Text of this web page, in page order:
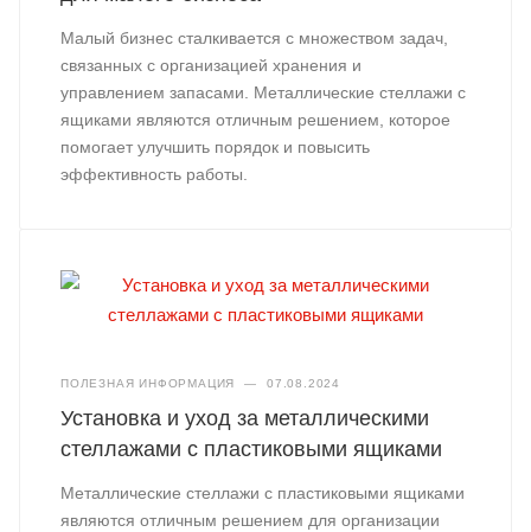
Малый бизнес сталкивается с множеством задач,
связанных с организацией хранения и
управлением запасами. Металлические стеллажи с
ящиками являются отличным решением, которое
помогает улучшить порядок и повысить
эффективность работы.
ПОЛЕЗНАЯ ИНФОРМАЦИЯ — 07.08.2024
Установка и уход за металлическими
стеллажами с пластиковыми ящиками
Металлические стеллажи с пластиковыми ящиками
являются отличным решением для организации